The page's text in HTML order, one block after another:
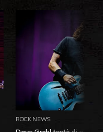
ROCK NEWS